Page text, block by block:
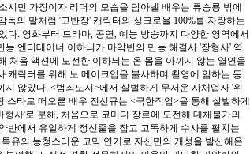
시민 가장이자 리더의 모습을 담아낼 배우는 류승룡 밖에
독의 말처럼 '고반장' 캐릭터와 싱크로율 100%를 자랑하는
다. 영화부터 드라마, 공연, 예능 방송까지 다양한 영역에서
능 엔터테이너 이하늬가 마약반의 만능 해결사 '장형사' 역
처음 액션에 도전한 이하늬는 온 몸을 아끼지 않는 열연을
캐릭터를 위해 노 메이크업을 불사하며 촬영에 임하는 등
지 않았다. <범죄도시>에서 살벌하게 무서운 사채업자 '위
스타로 떠오른 배우 진선규는 <극한직업>을 통해 살벌하게
사'로 분해, 처음으로 코미디 장르에 도전해 대체불가의
반에서 유일하게 정신줄을 잡고 고독하게 수사를 펼치는
유의 능청스러운 코믹 연기로 자신만의 개성을 발산해온